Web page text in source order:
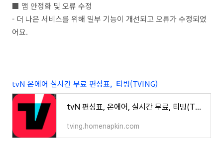
■ 앱 안정화 및 오류 수정
- 더 나은 서비스를 위해 일부 기능이 개선되고 오류가 수정되었
어요.
tvN 온에어 실시간 무료 편성표, 티빙(TVING)
tvN 편성표, 온에어, 실시간 무료, 티빙(TVING)
tving.homenapkin.com